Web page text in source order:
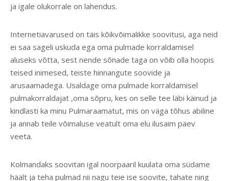
ja igale olukorrale on lahendus.
Internetiavarused on täis kõikvõimalikke soovitusi, aga neid
ei saa sageli uskuda ega oma pulmade korraldamisel
aluseks võtta, sest nende sõnade taga on võib olla hoopis
teised inimesed, teiste hinnangute soovide ja
arusaamadega. Usaldage oma pulmade korraldamisel
pulmakorraldajat ,oma sõpru, kes on selle tee läbi käinud ja
kindlasti ka minu Pulmaraamatut, mis on väga tõhus abiline
ja annab teile võimaluse veatult oma elu ilusaim päev
veeta.
Kolmandaks soovitan igal noorpaaril kuulata oma südame
häält ja teha pulmad nii nagu teie ise soovite, tahate ning